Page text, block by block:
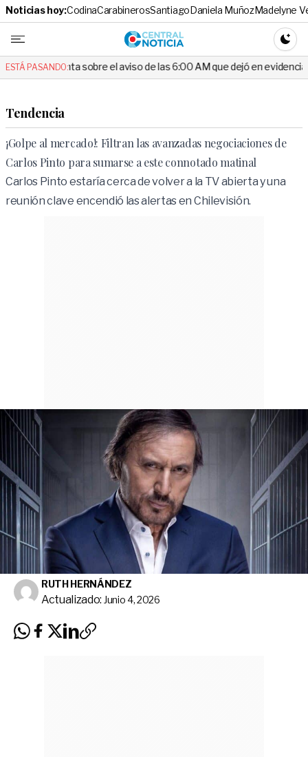
Noticias hoy:CodinaCarabinerosSantiagoDaniela MuñozMadelyne
Central
ESTÁ PASANDO:
sobre el aviso de las 6:00 AM que dejó en evidencia al Delegado
Tendencia
¡Golpe al mercado!: Filtran las avanzadas negociaciones de
Carlos Pinto para sumarse a este connotado matinal
Carlos Pinto estaría cerca de volver a la TV abierta y una
reunión clave encendió las alertas en Chilevisión.
RUTH HERNÁNDEZ
Actualizado: Junio 4, 2026